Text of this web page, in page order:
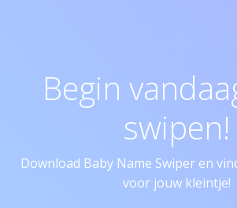
Begin
swipen!
Download Baby Name Swiper en
voor jouw kleintje!